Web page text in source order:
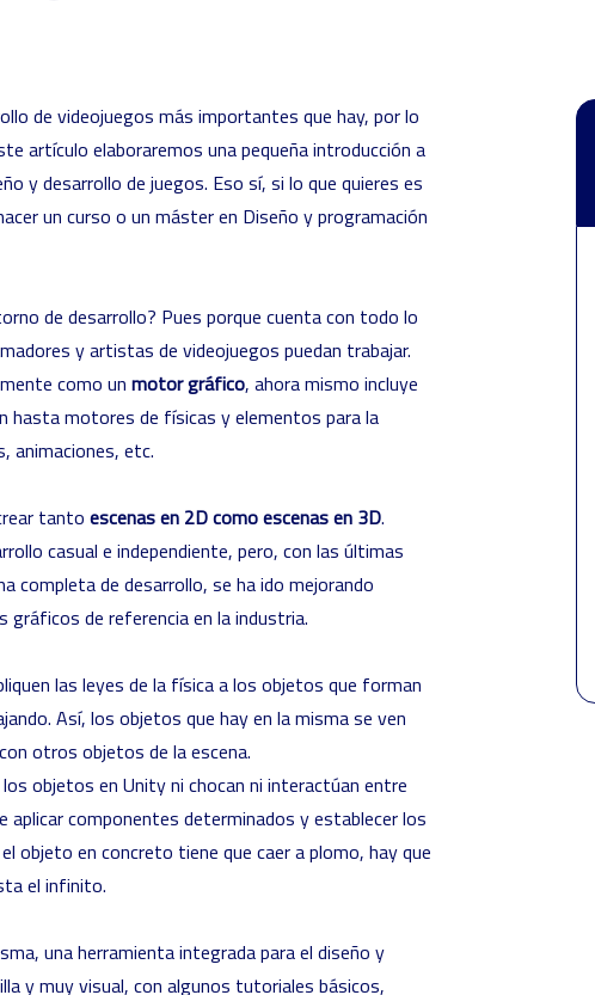
de videojuegos más importantes que hay, por lo
artículo elaboraremos una pequeña introducción a
y desarrollo de juegos. Eso sí, si lo que quieres es
un curso o un máster en Diseño y programación
de desarrollo? Pues porque cuenta con todo lo
y artistas de videojuegos puedan trabajar.
como un motor gráfico, ahora mismo incluye
hasta motores de físicas y elementos para la
animaciones, etc.
tanto escenas en 2D como escenas en 3D.
casual e independiente, pero, con las últimas
completa de desarrollo, se ha ido mejorando
gráficos de referencia en la industria.
las leyes de la física a los objetos que forman
Así, los objetos que hay en la misma se ven
otros objetos de la escena.
objetos en Unity ni chocan ni interactúan entre
aplicar componentes determinados y establecer los
objeto en concreto tiene que caer a plomo, hay que
el infinito.
una herramienta integrada para el diseño y
y muy visual, con algunos tutoriales básicos,